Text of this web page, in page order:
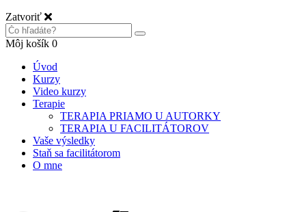
Zatvoriť
Môj košík 0
Úvod
Kurzy
Video kurzy
Terapie
TERAPIA PRIAMO U AUTORKY
TERAPIA U FACILITÁTOROV
Vaše výsledky
Staň sa facilitátorom
O mne